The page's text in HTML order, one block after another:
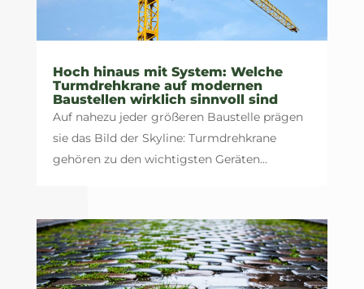
Hoch hinaus mit System: Welche
Turmdrehkrane auf modernen
Baustellen wirklich sinnvoll sind
Auf nahezu jeder größeren Baustelle prägen
sie das Bild der Skyline: Turmdrehkrane
gehören zu den wichtigsten Geräten...